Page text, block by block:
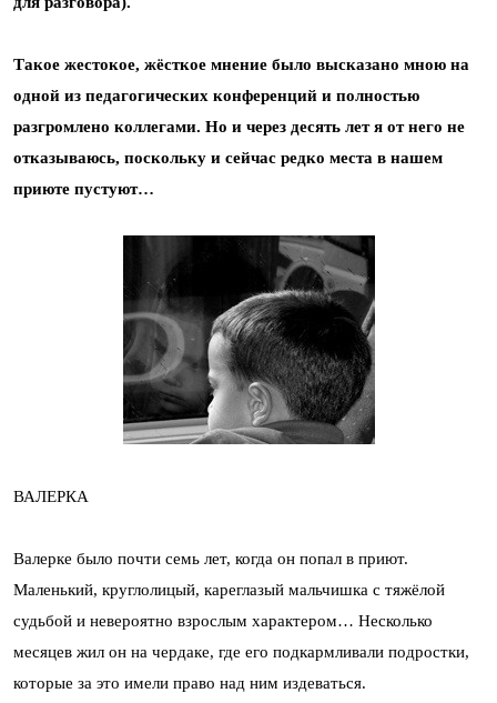
Такое жестокое, жёсткое мнение было высказано мною на
одной из педагогических конференций и полностью
разгромлено коллегами. Но и через десять лет я от него не
отказываюсь, поскольку и сейчас редко места в нашем
приюте пустуют…
ВАЛЕРКА
Валерке было почти семь лет, когда он попал в приют.
Маленький, круглолицый, кареглазый мальчишка с тяжёлой
судьбой и невероятно взрослым характером… Несколько
месяцев жил он на чердаке, где его подкармливали подростки,
которые за это имели право над ним издеваться.